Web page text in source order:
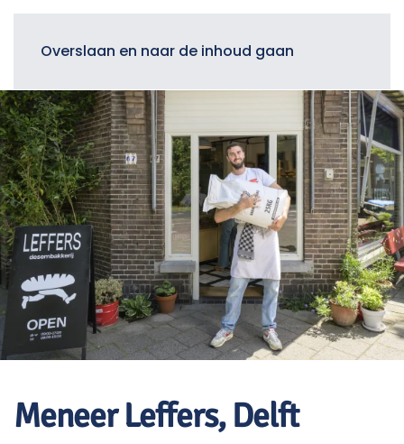
Overslaan en naar de inhoud gaan
Meneer Leffers, Delft